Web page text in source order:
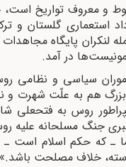
و معروف تواریخ
استعمارى گلستان و
لنکران پایگاه
در آمد.
سیاسى و نظامى روس
هم به علّت شهرت و
روس به
جنگ مسلحانه علیه
ـ که حکم اسلام است
خلاف مصلحت باشد.»